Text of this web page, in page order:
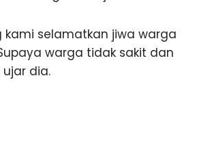
kami selamatkan jiwa warga
warga tidak sakit dan
ujar dia.